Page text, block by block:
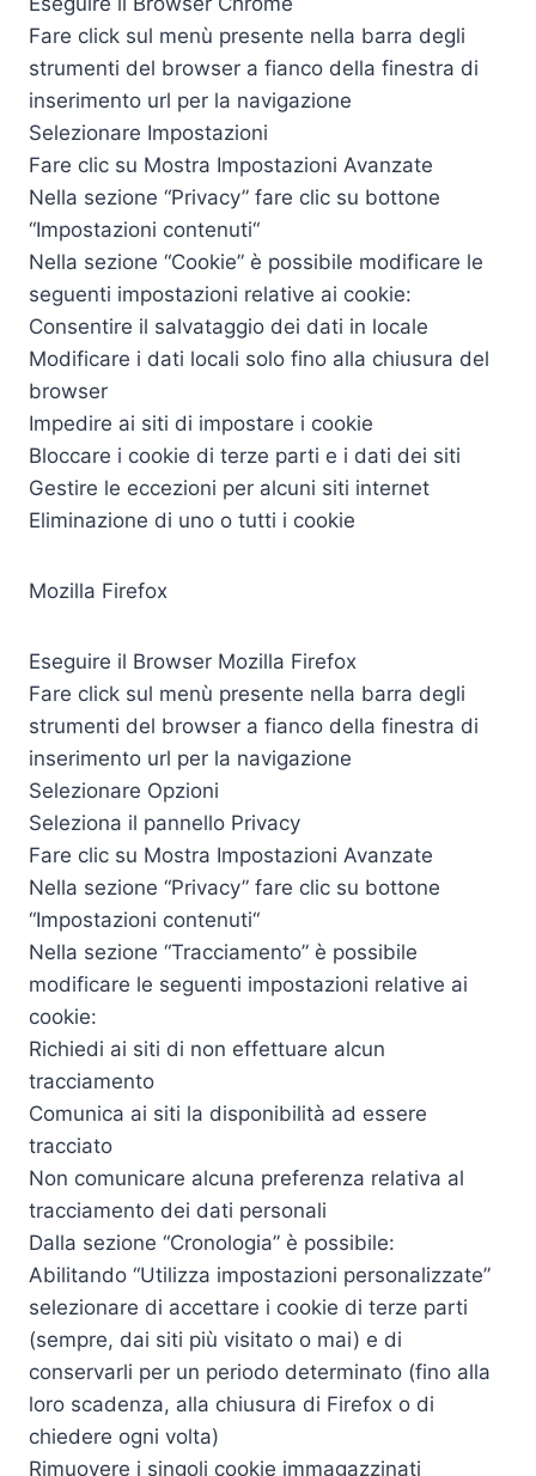
Fare click sul menù presente nella barra degli
strumenti del browser a fianco della finestra di
inserimento url per la navigazione
Selezionare Impostazioni
Fare clic su Mostra Impostazioni Avanzate
Nella sezione “Privacy” fare clic su bottone
“Impostazioni contenuti“
Nella sezione “Cookie” è possibile modificare le
seguenti impostazioni relative ai cookie:
Consentire il salvataggio dei dati in locale
Modificare i dati locali solo fino alla chiusura del
browser
Impedire ai siti di impostare i cookie
Bloccare i cookie di terze parti e i dati dei siti
Gestire le eccezioni per alcuni siti internet
Eliminazione di uno o tutti i cookie
Mozilla Firefox
Eseguire il Browser Mozilla Firefox
Fare click sul menù presente nella barra degli
strumenti del browser a fianco della finestra di
inserimento url per la navigazione
Selezionare Opzioni
Seleziona il pannello Privacy
Fare clic su Mostra Impostazioni Avanzate
Nella sezione “Privacy” fare clic su bottone
“Impostazioni contenuti“
Nella sezione “Tracciamento” è possibile
modificare le seguenti impostazioni relative ai
cookie:
Richiedi ai siti di non effettuare alcun
tracciamento
Comunica ai siti la disponibilità ad essere
tracciato
Non comunicare alcuna preferenza relativa al
tracciamento dei dati personali
Dalla sezione “Cronologia” è possibile:
Abilitando “Utilizza impostazioni personalizzate”
selezionare di accettare i cookie di terze parti
(sempre, dai siti più visitato o mai) e di
conservarli per un periodo determinato (fino alla
loro scadenza, alla chiusura di Firefox o di
chiedere ogni volta)
Rimuovere i singoli cookie immagazzinati